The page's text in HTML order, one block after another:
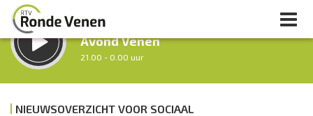
LUISTER LIVE:
Avond Venen
21.00 - 0.00 uur
Nacht van De Ronde Venen
NIEUWSOVERZICHT VOOR SOCIAAL